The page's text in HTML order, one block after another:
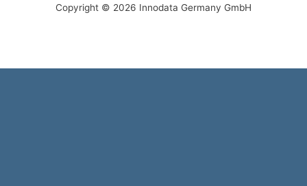
Copyright © 2026 Innodata Germany GmbH